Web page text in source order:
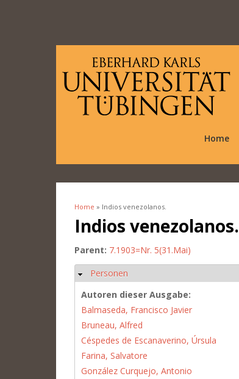
Home
You are here
Home » Indios venezolanos.
Indios venezolanos.
Parent: 7.1903=Nr. 5(31.Mai)
Hide
Personen
Autoren dieser Ausgabe:
Balmaseda, Francisco Javier
Bruneau, Alfred
Céspedes de Escanaverino, Úrsula
Farina, Salvatore
González Curquejo, Antonio